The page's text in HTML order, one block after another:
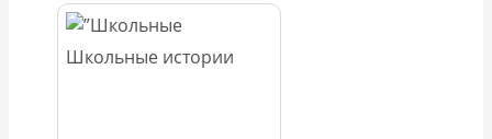
Школьные истории